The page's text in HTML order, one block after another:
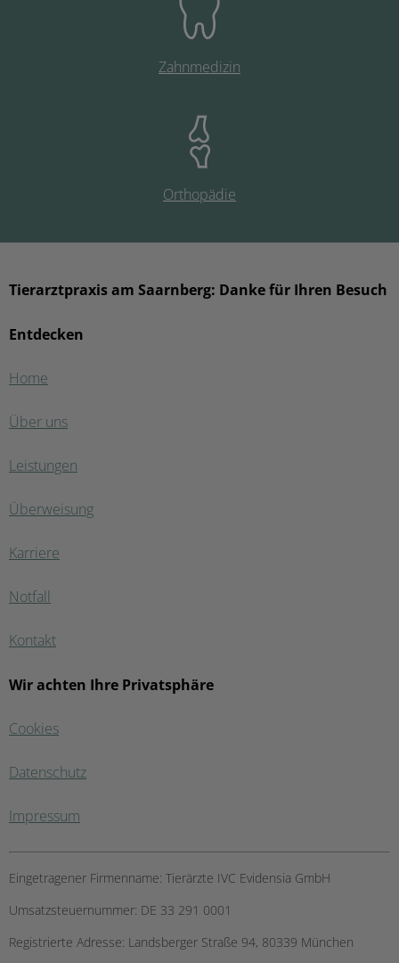
Zahnmedizin
Orthopädie
Entdecken
Home
Über uns
Leistungen
Überweisung
Karriere
Notfall
Kontakt
Wir achten Ihre Privatsphäre
Cookies
Datenschutz
Impressum
Tierarztpraxis am Saarnberg: Danke für Ihren Besuch
Eingetragener Firmenname: Tierärzte IVC Evidensia GmbH
Umsatzsteuernummer: DE 33 291 0001
Registrierte Adresse: Landsberger Straße 94, ​80339 München